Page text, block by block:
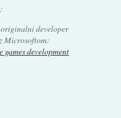
:
developer
Microsoftom:
development